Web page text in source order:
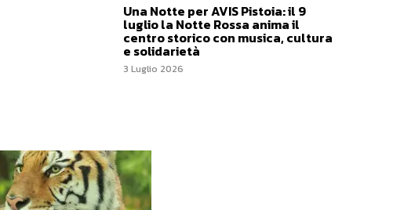
Una Notte per AVIS Pistoia: il 9
luglio la Notte Rossa anima il
centro storico con musica, cultura
e solidarietà
3 Luglio 2026